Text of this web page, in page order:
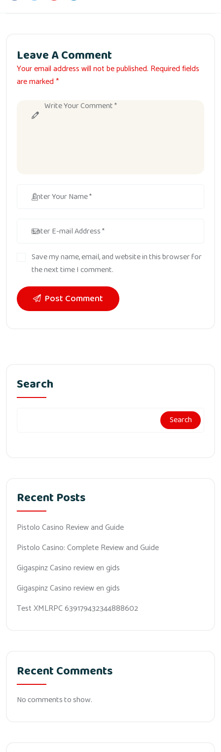
Leave A Comment
Your email address will not be published. Required fields
are marked *
Save my name, email, and website in this browser for
the next time I comment.
Post Comment
Search
Search
Recent Posts
Pistolo Casino Review and Guide
Pistolo Casino: Complete Review and Guide
Gigaspinz Casino review en gids
Gigaspinz Casino review en gids
Test XMLRPC 639179432344888602
Recent Comments
No comments to show.